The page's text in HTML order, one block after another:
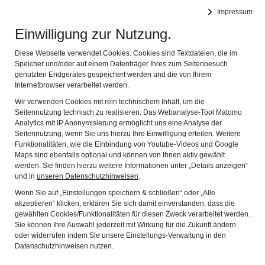
Impressum
Einwilligung zur Nutzung.
Diese Webseite verwendet Cookies. Cookies sind Textdateien, die im
Speicher und/oder auf einem Datenträger Ihres zum Seitenbesuch
genutzten Endgerätes gespeichert werden und die von Ihrem
Internetbrowser verarbeitet werden.
Wir verwenden Cookies mit rein technischem Inhalt, um die
Seitennutzung technisch zu realisieren. Das Webanalyse-Tool Matomo
Analytics mit IP Anonymisierung ermöglicht uns eine Analyse der
Seitennutzung, wenn Sie uns hierzu Ihre Einwilligung erteilen. Weitere
Funktionalitäten, wie die Einbindung von Youtube-Videos und Google
Maps sind ebenfalls optional und können von Ihnen aktiv gewählt
werden. Sie finden hierzu weitere Informationen unter „Details anzeigen“
und in unseren Datenschutzhinweisen.
Wenn Sie auf „Einstellungen speichern & schließen“ oder „Alle
akzeptieren“ klicken, erklären Sie sich damit einverstanden, dass die
gewählten Cookies/Funktionalitäten für diesen Zweck verarbeitet werden.
Sie können Ihre Auswahl jederzeit mit Wirkung für die Zukunft ändern
oder widerrufen indem Sie unsere Einstellungs-Verwaltung in den
Datenschutzhinweisen nutzen.
ERKLÄRUNG ZUR BARRIEREFREIHEIT
Diese Erklärung zur Barrierefreiheit gilt
für www.apothekenmuseum-miltenberg.de
Wir sind bemüht, unsere Website im Einklang mit der
Bayerischen E-Government-Verordnung (BayEGovV)
barrierefrei zugänglich zu machen.
STAND DER VEREINBARKEIT MIT DEN ANFORDERUNGEN
Diese Website ist nach einer vorgenommenen
Selbstbewertung bislang nicht barrierefrei und daher nicht
mit der Bayerischen E-Government-Verordnung
(BayEGovV) vereinbar. Derzeit sind ein Audit, redaktionelle
Überarbeitungen und ein technischer Relaunch in Planung,